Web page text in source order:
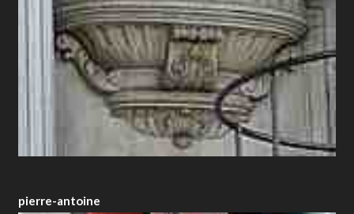
pierre-antoine